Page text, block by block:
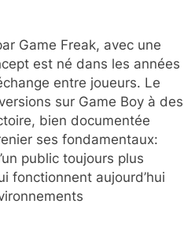
Game Freak, avec une
est né dans les années
entre joueurs. Le
sur Game Boy à des
bien documentée
ses fondamentaux:
public toujours plus
fonctionnent aujourd’hui